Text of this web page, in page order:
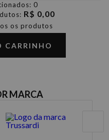
0
R$ 0,00
os produtos
CARRINHO
MARCA